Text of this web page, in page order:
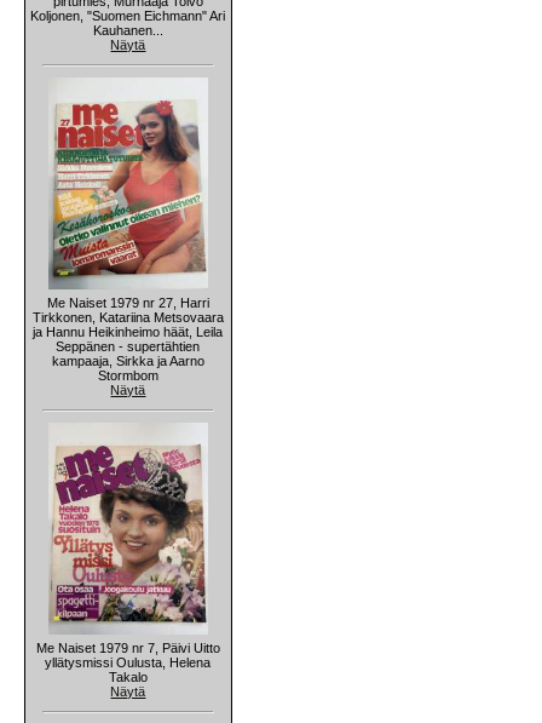
Koljonen, "Suomen Eichmann" Ari
Kauhanen...
Näytä
Me Naiset 1979 nr 27, Harri
Tirkkonen, Katariina Metsovaara
ja Hannu Heikinheimo häät, Leila
Seppänen - supertähtien
kampaaja, Sirkka ja Aarno
Stormbom
Näytä
Me Naiset 1979 nr 7, Päivi Uitto
yllätysmissi Oulusta, Helena
Takalo
Näytä